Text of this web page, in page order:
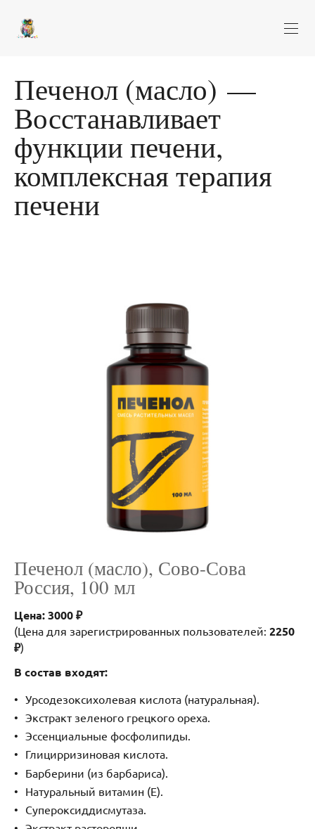
Печенол (масло) —
Восстанавливает
функции печени,
комплексная терапия
печени
Печенол (масло), Сово-Сова
Россия, 100 мл
Цена: 3000 ₽
(Цена для зарегистрированных пользователей: 2250
₽)
В состав входят:
Урсодезоксихолевая кислота (натуральная).
Экстракт зеленого грецкого ореха.
Эссенциальные фосфолипиды.
Глицирризиновая кислота.
Барберини (из барбариса).
Натуральный витамин (Е).
Супероксиддисмутаза.